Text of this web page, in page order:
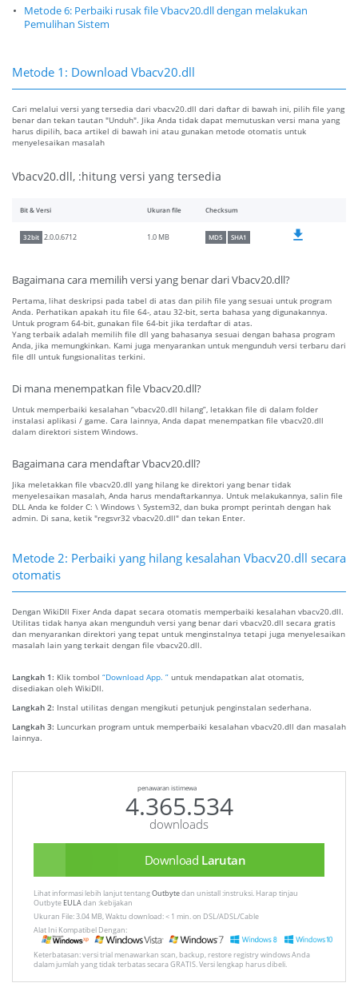
Metode 6: Perbaiki rusak file Vbacv20.dll dengan melakukan
Pemulihan Sistem
Metode 1: Download Vbacv20.dll
Cari melalui versi yang tersedia dari vbacv20.dll dari daftar di bawah ini, pilih file yang
benar dan tekan tautan "Unduh". Jika Anda tidak dapat memutuskan versi mana yang
harus dipilih, baca artikel di bawah ini atau gunakan metode otomatis untuk
menyelesaikan masalah
Vbacv20.dll, :hitung versi yang tersedia
Bit & Versi Ukuran file Checksum
32bit 2.0.0.6712 1.0 MB MD5 SHA1
Bagaimana cara memilih versi yang benar dari Vbacv20.dll?
Pertama, lihat deskripsi pada tabel di atas dan pilih file yang sesuai untuk program
Anda. Perhatikan apakah itu file 64-, atau 32-bit, serta bahasa yang digunakannya.
Untuk program 64-bit, gunakan file 64-bit jika terdaftar di atas.
Yang terbaik adalah memilih file dll yang bahasanya sesuai dengan bahasa program
Anda, jika memungkinkan. Kami juga menyarankan untuk mengunduh versi terbaru dari
file dll untuk fungsionalitas terkini.
Di mana menempatkan file Vbacv20.dll?
Untuk memperbaiki kesalahan “vbacv20.dll hilang”, letakkan file di dalam folder
instalasi aplikasi / game. Cara lainnya, Anda dapat menempatkan file vbacv20.dll
dalam direktori sistem Windows.
Bagaimana cara mendaftar Vbacv20.dll?
Jika meletakkan file vbacv20.dll yang hilang ke direktori yang benar tidak
menyelesaikan masalah, Anda harus mendaftarkannya. Untuk melakukannya, salin file
DLL Anda ke folder C: \ Windows \ System32, dan buka prompt perintah dengan hak
admin. Di sana, ketik "regsvr32 vbacv20.dll" dan tekan Enter.
Metode 2: Perbaiki yang hilang kesalahan Vbacv20.dll secara
otomatis
Dengan WikiDll Fixer Anda dapat secara otomatis memperbaiki kesalahan vbacv20.dll.
Utilitas tidak hanya akan mengunduh versi yang benar dari vbacv20.dll secara gratis
dan menyarankan direktori yang tepat untuk menginstalnya tetapi juga menyelesaikan
masalah lain yang terkait dengan file vbacv20.dll.
Langkah 1: Klik tombol “Download App. ” untuk mendapatkan alat otomatis,
disediakan oleh WikiDll.
Langkah 2: Instal utilitas dengan mengikuti petunjuk penginstalan sederhana.
Langkah 3: Luncurkan program untuk memperbaiki kesalahan vbacv20.dll dan masalah
lainnya.
penawaran istimewa
4.365.534
downloads
Download Larutan
Lihat informasi lebih lanjut tentangOutbytedan unistall :instruksi. Harap tinjau
Outbyte EULAdan :kebijakan
Ukuran File: 3.04 MB, Waktu download: < 1 min. on DSL/ADSL/Cable
Alat Ini Kompatibel Dengan:
Keterbatasan: versi trial menawarkan scan, backup, restore registry windows Anda
dalam jumlah yang tidak terbatas secara GRATIS. Versi lengkap harus dibeli.